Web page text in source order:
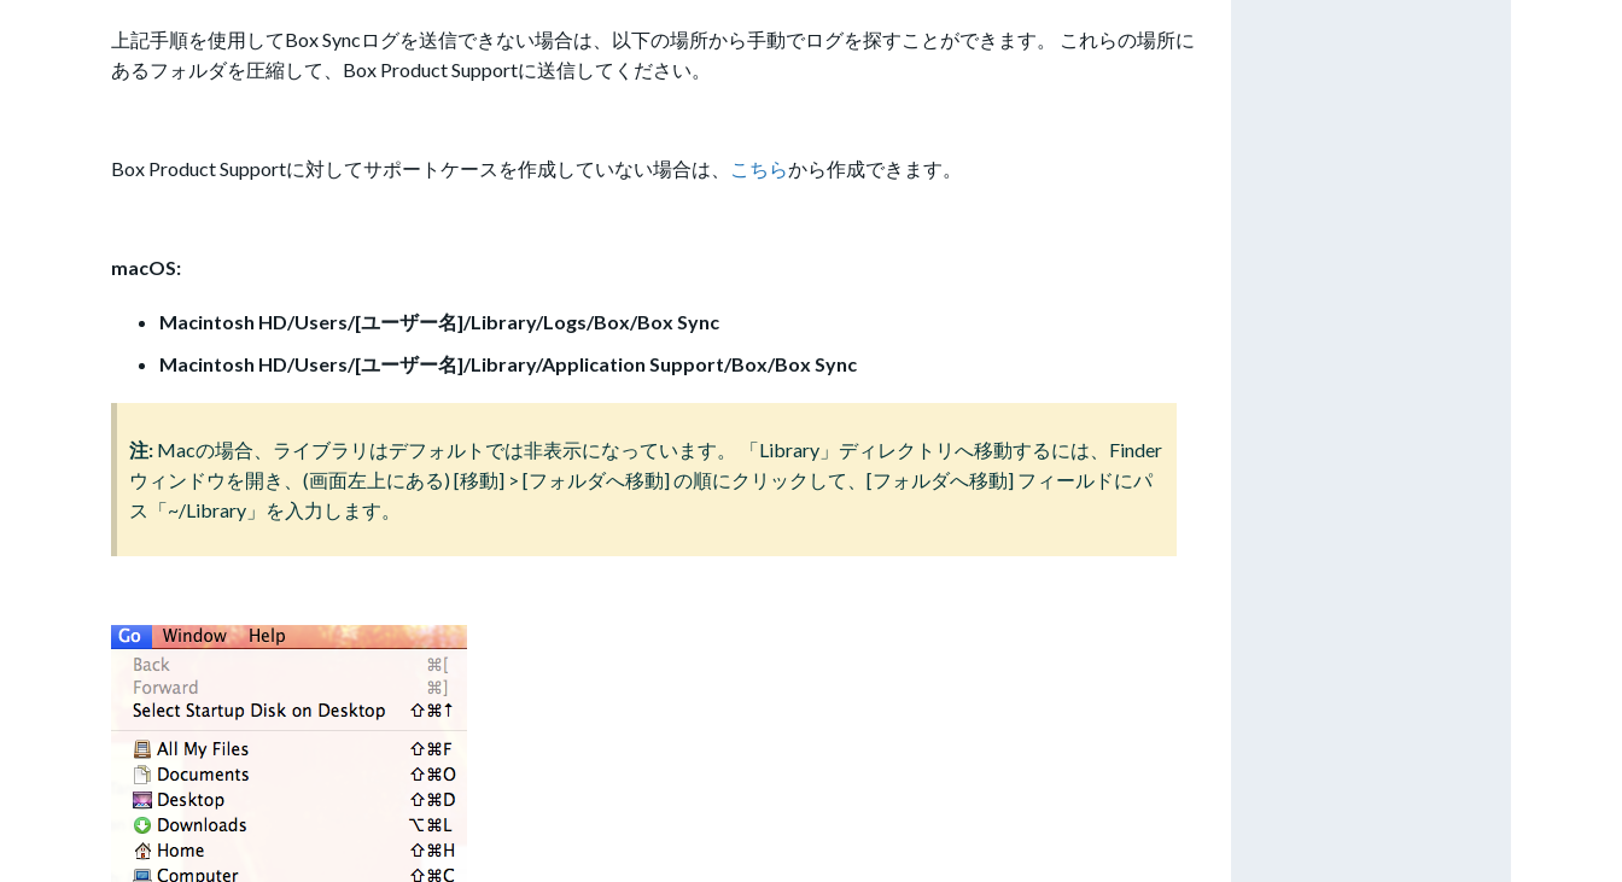
上記手順を使用してBox Syncログを送信できない場合は、以下の場所から手動でログを探すことができます。 これらの場所に
あるフォルダを圧縮して、Box Product Supportに送信してください。
Box Product Supportに対してサポートケースを作成していない場合は、 こちらから作成できます。
macOS:
Macintosh HD/Users/[ユーザー名]/Library/Logs/Box/Box Sync
Macintosh HD/Users/[ユーザー名]/Library/Application Support/Box/Box Sync
注: Macの場合、ライブラリはデフォルトでは非表示になっています。 「Library」ディレクトリへ移動するには、Finder
ウィンドウを開き、(画面左上にある) [移動] > [フォルダへ移動] の順にクリックして、[フォルダへ移動] フィールドにパ
ス「~/Library」を入力します。